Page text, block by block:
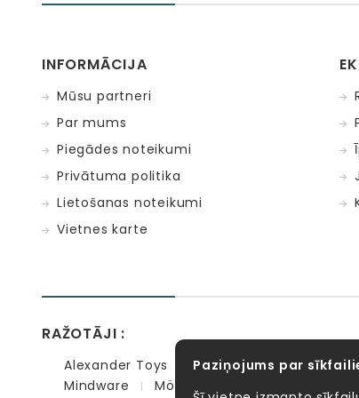
INFORMĀCIJA
Mūsu partneri
Par mums
Piegādes noteikumi
Privātuma politika
Lietošanas noteikumi
Vietnes karte
RAŽOTĀJI :
Alexander Toys APLI kids Bibio
Mindware
Möbi
Paziņojums par